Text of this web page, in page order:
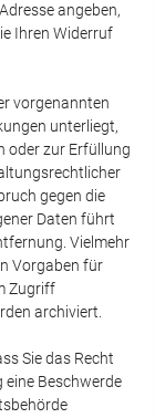
angeben,
Ihren Widerruf
vorgenannten
unterliegt,
oder zur Erfüllung
gegen die
Daten führt
Vielmehr
Vorgaben für
Zugriff
archiviert.
Sie das Recht
Beschwerde